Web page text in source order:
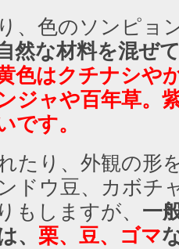
、色のソンピョ
然な材料を混ぜ
色はクチナシや
ジャや百年草。
です。
たり、外観の形
ドウ豆、カボチ
もしますが、 一
、 栗、豆、ゴマ